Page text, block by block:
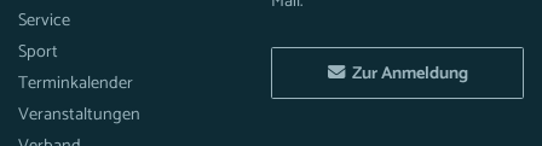
Service
Sport
Terminkalender
Veranstaltungen
Zur Anmeldung